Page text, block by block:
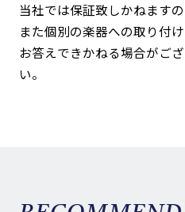
当社では保証致しかねます
また個別の楽器への取り付
お答えできかねる場合がご
い。